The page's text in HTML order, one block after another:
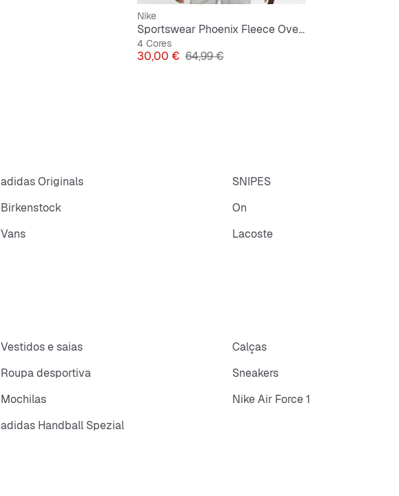
Nike
Sportswear Phoenix Fleece Oversized Hoodie
4 Cores
Preço
30,00 € Preço original
64,99 €
adidas Originals SNIPES
Birkenstock On
Vans Lacoste
Vestidos e saias Calças
Roupa desportiva Sneakers
Mochilas Nike Air Force 1
adidas Handball Spezial